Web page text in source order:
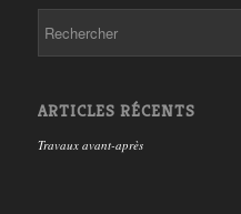
ARTICLES RÉCENTS
Travaux avant-après